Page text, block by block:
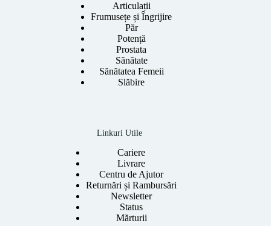
Articulații
Frumusețe și Îngrijire
Păr
Potență
Prostata
Sănătate
Sănătatea Femeii
Slăbire
Linkuri Utile
Cariere
Livrare
Centru de Ajutor
Returnări și Rambursări
Newsletter
Status
Mărturii